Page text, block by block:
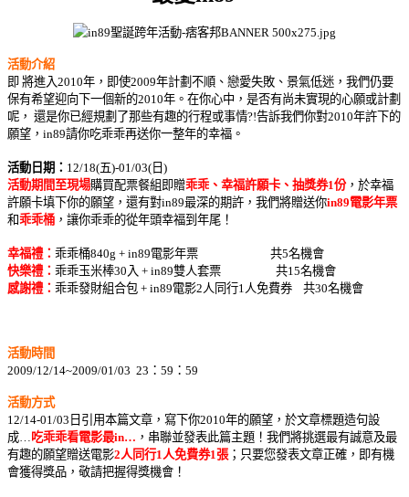
活動介紹
即 將進入2010年，即使2009年計劃不順、戀愛失敗、景氣低迷，我們仍要
保有希望迎向下一個新的2010年。在你心中，是否有尚未實現的心願或計劃
呢， 還是你已經規劃了那些有趣的行程或事情?!告訴我們你對2010年許下的
願望，in89請你吃乖乖再送你一整年的幸福。
活動日期： 12/18(五)-01/03(日)
活動期間至現場購買配票餐組即贈乖乖、幸福許願卡、抽獎券1份，於幸福
許願卡填下你的願望，還有對in89最深的期許，我們將贈送你in89電影年票
和乖乖桶 ，讓你乖乖的從年頭幸福到年尾！
幸福禮： 乖乖桶840g + in89電影年票 共5名機會
快樂禮： 乖乖玉米棒30入 + in89雙人套票 共15名機會
感謝禮： 乖乖發財組合包 + in89電影2人同行1人免費券 共30名機會
活動時間
2009/12/14~2009/01/03 23：59：59
活動方式
12/14-01/03日引用本篇文章，寫下你2010年的願望，於文章標題造句設
成…
吃乖乖看電影最in… ，串聯並發表此篇主題！我們將挑選最有誠意及最
有趣的願望贈送電影2人同行1人免費券1張；只要您發表文章正確，即有機
會獲得獎品，敬請把握得獎機會！